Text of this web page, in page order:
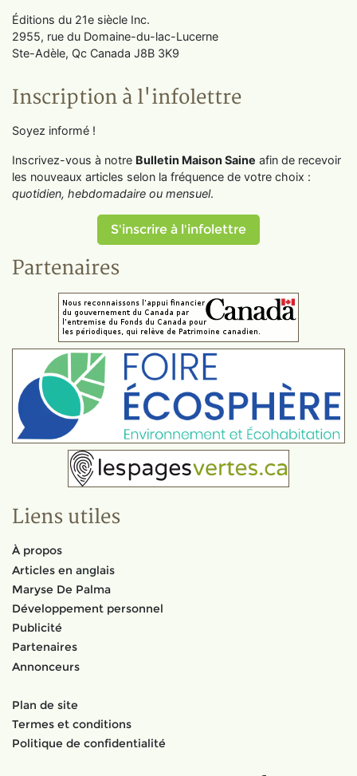
Éditions du 21e siècle Inc.
2955, rue du Domaine-du-lac-Lucerne
Ste-Adèle, Qc Canada J8B 3K9
Inscription à l'infolettre
Soyez informé !
Inscrivez-vous à notre Bulletin Maison Saine afin de recevoir
les nouveaux articles selon la fréquence de votre choix :
quotidien, hebdomadaire ou mensuel.
S'inscrire à l'infolettre
Partenaires
Liens utiles
À propos
Articles en anglais
Maryse De Palma
Développement personnel
Publicité
Partenaires
Annonceurs
Plan de site
Termes et conditions
Politique de confidentialité